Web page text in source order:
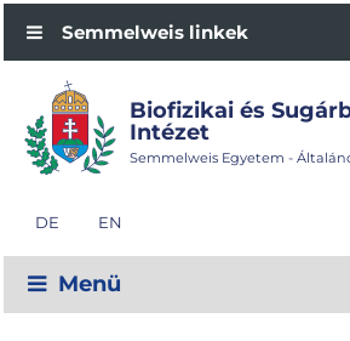
Semmelweis linkek
Biofizikai és
Intézet
Semmelweis Egyetem -
DE EN
Menü